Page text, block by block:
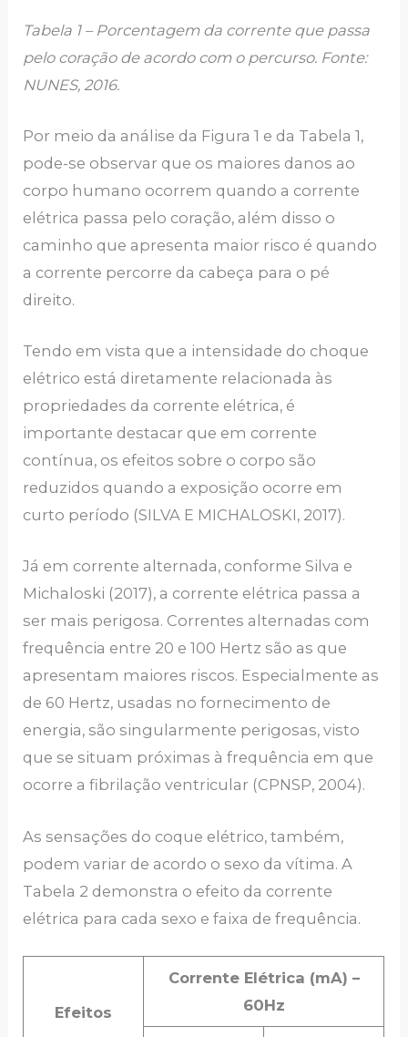
Tabela 1 – Porcentagem da corrente que passa
pelo coração de acordo com o percurso. Fonte:
NUNES, 2016.
Por meio da análise da Figura 1 e da Tabela 1,
pode-se observar que os maiores danos ao
corpo humano ocorrem quando a corrente
elétrica passa pelo coração, além disso o
caminho que apresenta maior risco é quando
a corrente percorre da cabeça para o pé
direito.
Tendo em vista que a intensidade do choque
elétrico está diretamente relacionada às
propriedades da corrente elétrica, é
importante destacar que em corrente
contínua, os efeitos sobre o corpo são
reduzidos quando a exposição ocorre em
curto período (SILVA E MICHALOSKI, 2017).
Já em corrente alternada, conforme Silva e
Michaloski (2017), a corrente elétrica passa a
ser mais perigosa. Correntes alternadas com
frequência entre 20 e 100 Hertz são as que
apresentam maiores riscos. Especialmente as
de 60 Hertz, usadas no fornecimento de
energia, são singularmente perigosas, visto
que se situam próximas à frequência em que
ocorre a fibrilação ventricular (CPNSP, 2004).
As sensações do coque elétrico, também,
podem variar de acordo o sexo da vítima. A
Tabela 2 demonstra o efeito da corrente
elétrica para cada sexo e faixa de frequência.
Efeitos
Corrente Elétrica (mA) –
60Hz